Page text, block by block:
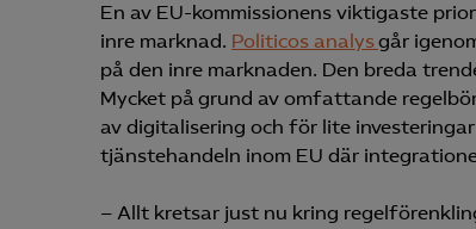
En av EU-kommissionens viktigaste
inre marknad. Politicos analysgår
på den inre marknaden. Den breda
Mycket på grund av omfattande
av digitalisering och för lite
tjänstehandeln inom EU där
– Allt kretsar just nu kring